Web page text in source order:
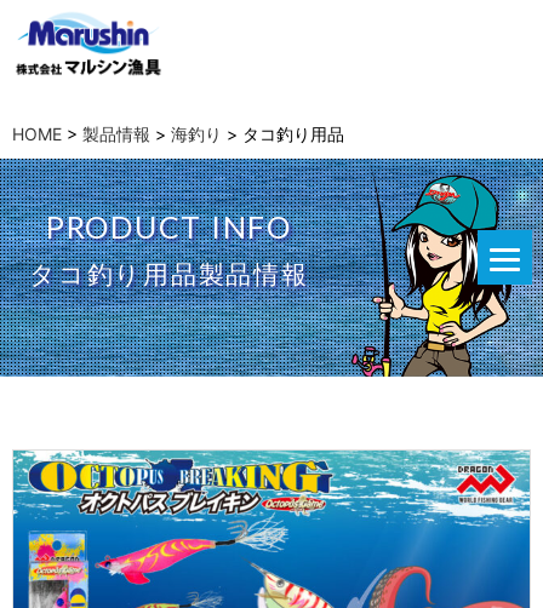
HOME > 製品情報 > 海釣り > タコ釣り用品
PRODUCT INFO
タコ釣り用品製品情報